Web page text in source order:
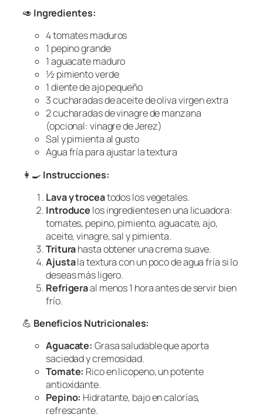
🥑 Ingredientes:
4 tomates maduros
1 pepino grande
1 aguacate maduro
½ pimiento verde
1 diente de ajo pequeño
3 cucharadas de aceite de oliva virgen extra
2 cucharadas de vinagre de manzana
(opcional: vinagre de Jerez)
Sal y pimienta al gusto
Agua fría para ajustar la textura
👩‍🍳Instrucciones:
Lava y troceatodos los vegetales.
Introduce los ingredientes en una licuadora:
tomates, pepino, pimiento, aguacate, ajo,
aceite, vinagre, sal y pimienta.
Triturahasta obtener una crema suave.
Ajustala textura con un poco de agua fría si lo
deseas más ligero.
Refrigeraal menos 1 hora antes de servir bien
frío.
💪 Beneficios Nutricionales:
Aguacate: Grasa saludable que aporta
saciedad y cremosidad.
Tomate: Rico en licopeno, un potente
antioxidante.
Pepino: Hidratante, bajo en calorías,
refrescante.